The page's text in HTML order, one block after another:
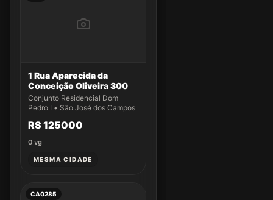
1 Rua Aparecida da
Conceição Oliveira 300
Conjunto Residencial Dom
Pedro I • São José dos Campos
R$ 125000
0 vg
MESMA CIDADE
CA0285